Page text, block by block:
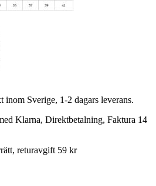
inom Sverige, 1-2 dagars leverans.
Klarna, Direktbetalning, Faktura 14
returavgift 59 kr